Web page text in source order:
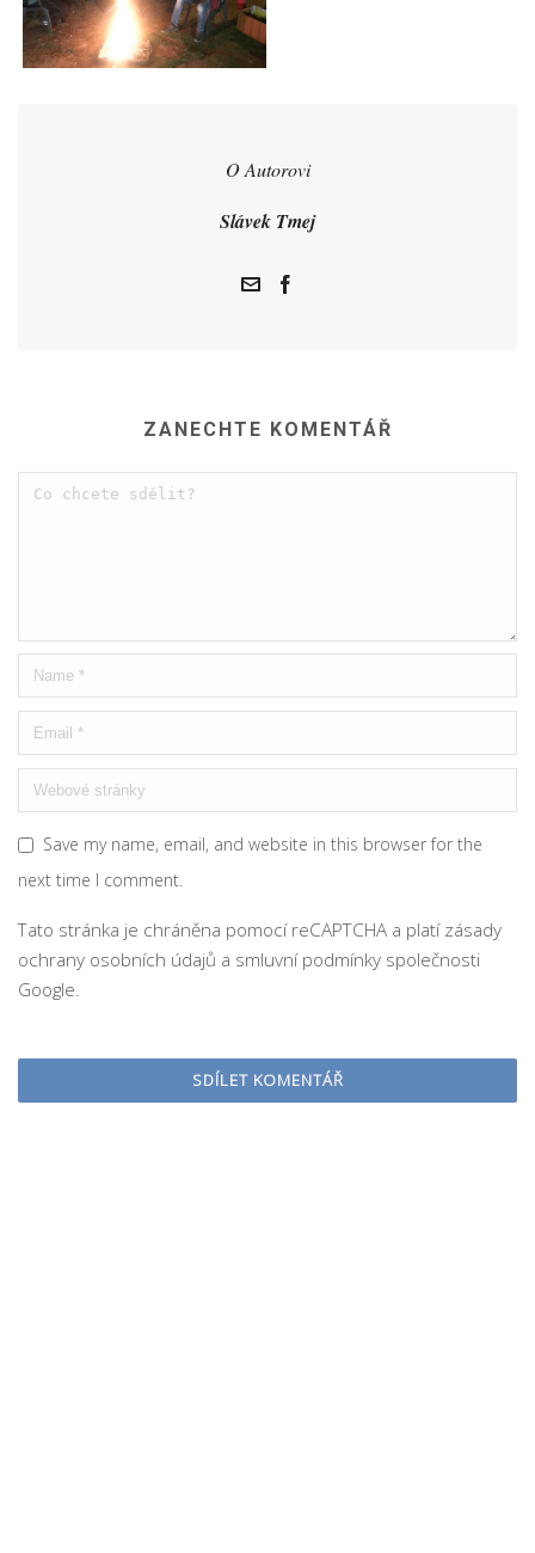
O Autorovi
Slávek Tmej
ZANECHTE KOMENTÁŘ
Save my name, email, and website in this browser for the
next time I comment.
Tato stránka je chráněna pomocí reCAPTCHA a platí zásady
ochrany osobních údajů a smluvní podmínky společnosti
Google.